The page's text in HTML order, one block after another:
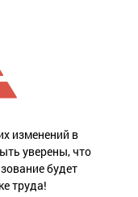
изменений в
уверены, что
будет
труда!